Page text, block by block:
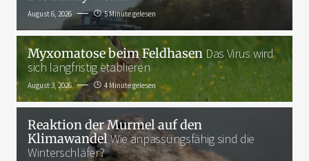
August 6, 2026 5 Minute gelesen
Myxomatose beim Feldhasen Das Virus wird
sich langfristig etablieren
August 3, 2026 4 Minute gelesen
Reaktion der Murmel auf den
KlimawandelWie anpassungsfähig sind die
Winterschläfer?